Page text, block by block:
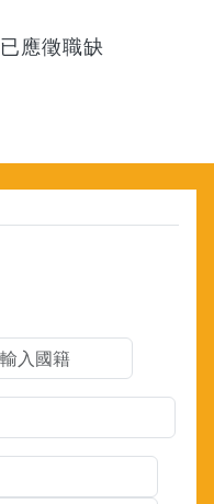
已應徵職缺